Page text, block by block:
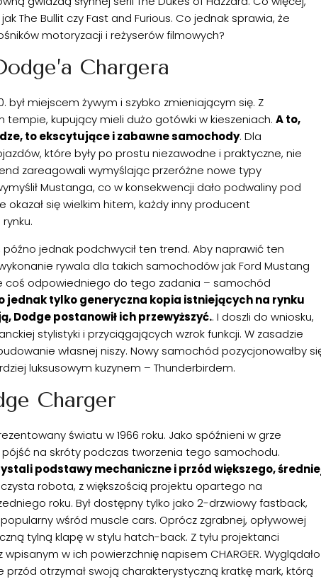
The Bullit czy Fast and Furious. Co jednak sprawia, że
motoryzacji i reżyserów filmowych?
Chargera
miejscem żywym i szybko zmieniającym się. Z
kupujący mieli dużo gotówki w kieszeniach. A to,
to ekscytujące i zabawne samochody. Dla
które były po prostu niezawodne i praktyczne, nie
zareagowali wymyślając przeróżne nowe typy
Mustanga, co w konsekwencji dało podwaliny pod
okazał się wielkim hitem, każdy inny producent
późno jednak podchwycił ten trend. Aby naprawić ten
rywala dla takich samochodów jak Ford Mustang
coś odpowiedniego do tego zadania – samochód
jednak tylko generyczna kopia istniejących na rynku
Dodge postanowił ich przewyższyć.. I doszli do wniosku,
stylistyki i przyciągających wzrok funkcji. W zasadzie
własnej niszy. Nowy samochód pozycjonowałby
luksusowym kuzynem – Thunderbirdem.
Charger
światu w 1966 roku. Jako spóźnieni w grze
na skróty podczas tworzenia tego samochodu.
podstawy mechaniczne i przód większego,
robota, z większością projektu opartego na
roku. Był dostępny tylko jako 2-drzwiowy fastback,
wśród muscle cars. Oprócz zgrabnej, opływowej
tylną klapę w stylu hatch-back. Z tyłu projektanci
w ich powierzchnię napisem CHARGER. Wyglądało
przód otrzymał swoją charakterystyczną kratkę mark, którą